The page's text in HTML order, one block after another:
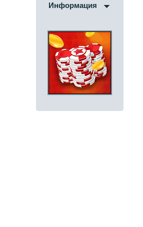
Информация